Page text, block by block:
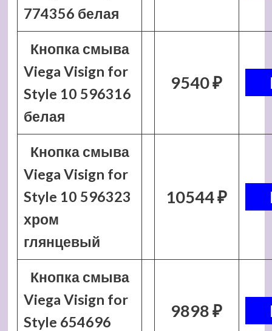
774356 белая
Кнопка смыва
Viega Visign for
Style 10 596316
белая
9540 ₽
Кнопка смыва
Viega Visign for
Style 10 596323
хром
глянцевый
10544 ₽
Кнопка смыва
Viega Visign for
Style 654696
9898 ₽